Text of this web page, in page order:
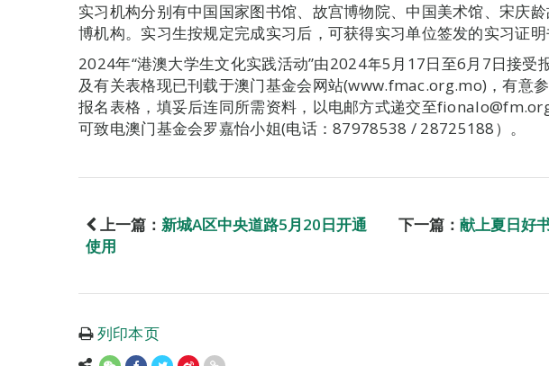
实习机构分别有中国国家图书馆、故宫博物院、中国美术馆、宋庆
博机构。实习生按规定完成实习后，可获得实习单位签发的实习证明
2024年“港澳大学生文化实践活动”由2024年5月17日至6月7日接受
及有关表格现已刊载于澳门基金会网站(www.fmac.org.mo)，有意
报名表格，填妥后连同所需资料，以电邮方式递交至
可致电澳门基金会罗嘉怡小姐(电话：87978538 / 28725188）。
上一篇： 新城A区中央道路5月20日开通
使用
下一篇： 献上夏日好
列印本页